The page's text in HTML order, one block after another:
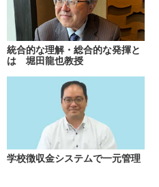
統合的な理解・総合的な発揮と
は 堀田龍也教授
学校徴収金システムで一元管理